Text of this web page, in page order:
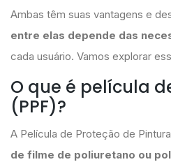
Ambas têm suas vantagens e
entre elas depende das
cada usuário. Vamos explorar
O que é película
(PPF)?
A Película de Proteção de
de filme de poliuretano ou